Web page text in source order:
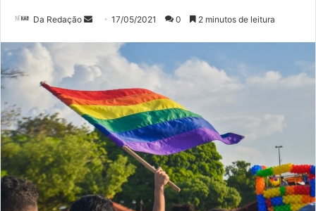
Da Redação
Mande
mail
17/05/2021 0 2 minutos de leitura